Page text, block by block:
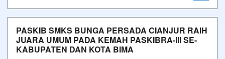
PASKIB SMKS BUNGA PERSADA CIANJUR RAIH
JUARA UMUM PADA KEMAH PASKIBRA-III SE-
KABUPATEN DAN KOTA BIMA